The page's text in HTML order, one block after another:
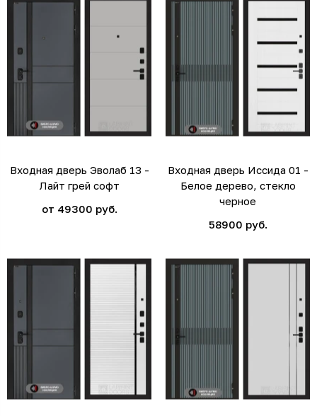
Входная дверь Эволаб 13 -
Лайт грей софт
от 49300 руб.
Входная дверь Иссида 01 -
Белое дерево, стекло
черное
58900 руб.